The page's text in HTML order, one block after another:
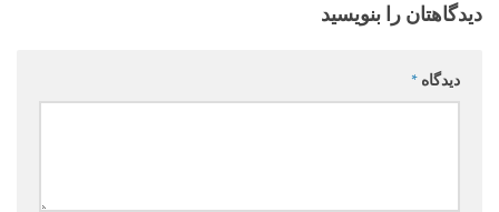
دیدگاهتان را بنویسید
دیدگاه *